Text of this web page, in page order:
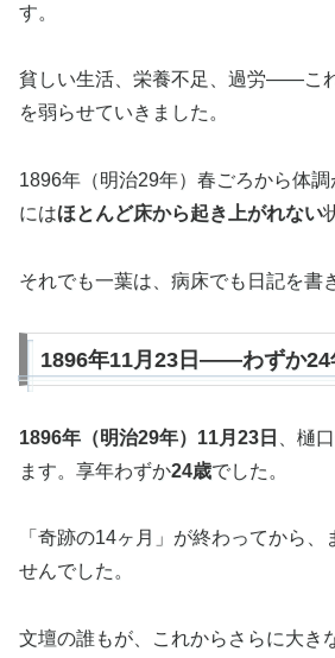
す。
貧しい生活、栄養不足、過労——こ
を弱らせていきました。
1896年（明治29年）春ごろから体
にはほとんど床から起き上がれない
それでも一葉は、病床でも日記を書
1896年11月23日——わずか24
1896年（明治29年）11月23日
、樋
ます。享年わずか24歳でした。
「奇跡の14ヶ月」が終わってから、
せんでした。
文壇の誰もが、これからさらに大き